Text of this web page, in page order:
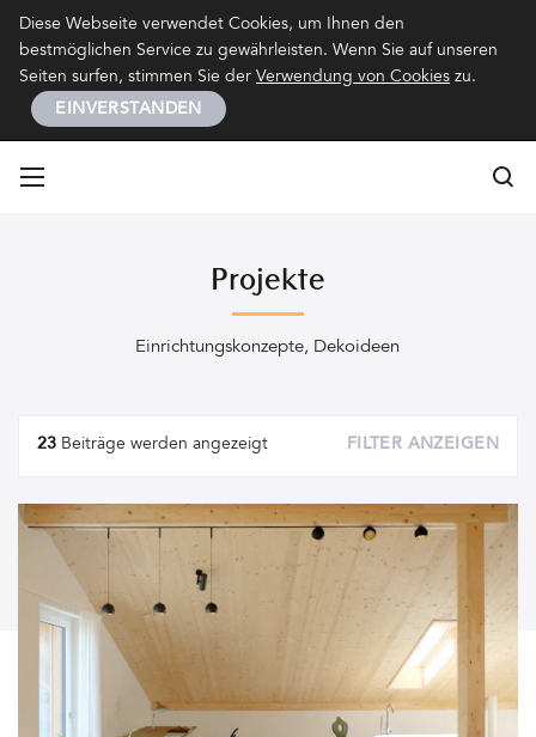
Diese Webseite verwendet Cookies, um Ihnen den
bestmöglichen Service zu gewährleisten. Wenn Sie auf unseren
Seiten surfen, stimmen Sie der Verwendung von Cookies zu.
EINVERSTANDEN
Projekte
Einrichtungskonzepte, Dekoideen
Ihr
Ideen
Einrichtungs-
und
Farbkonzepten,
Möbeln
23 Beiträge werden angezeigt FILTER ANZEIGEN